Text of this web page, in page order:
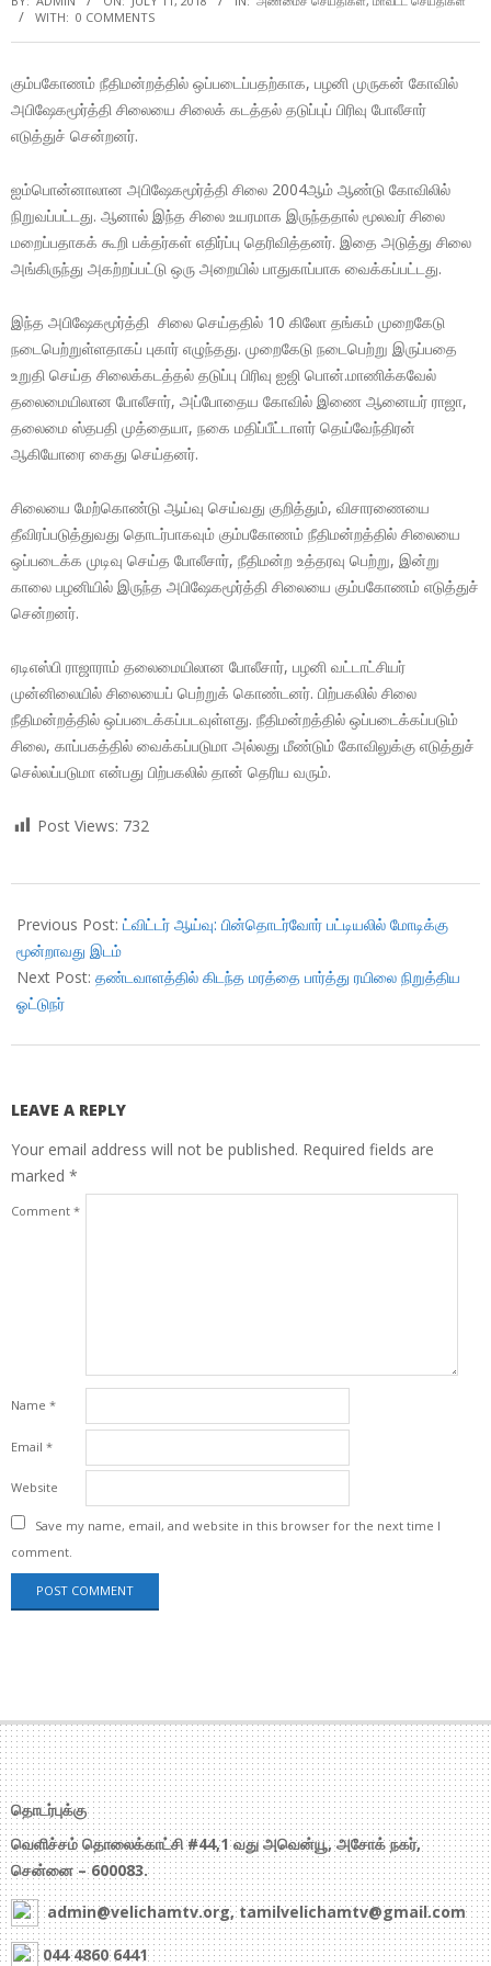
WITH: 0 COMMENTS
கும்பகோணம் நீதிமன்றத்தில் ஒப்படைப்பதற்காக, பழனி முருகன் கோவில்
அபிஷேகமூர்த்தி சிலையை சிலைக் கடத்தல் தடுப்புப் பிரிவு போலீசார்
எடுத்துச் சென்றனர்.
ஐம்பொன்னாலான அபிஷேகமூர்த்தி சிலை 2004ஆம் ஆண்டு கோவிலில்
நிறுவப்பட்டது. ஆனால் இந்த சிலை உயரமாக இருந்ததால் மூலவர் சிலை
மறைப்பதாகக் கூறி பக்தர்கள் எதிர்ப்பு தெரிவித்தனர். இதை அடுத்து சிலை
அங்கிருந்து அகற்றப்பட்டு ஒரு அறையில் பாதுகாப்பாக வைக்கப்பட்டது.
இந்த அபிஷேகமூர்த்தி சிலை செய்ததில் 10 கிலோ தங்கம் முறைகேடு
நடைபெற்றுள்ளதாகப் புகார் எழுந்தது. முறைகேடு நடைபெற்று இருப்பதை
உறுதி செய்த சிலைக்கடத்தல் தடுப்பு பிரிவு ஐஜி பொன்.மாணிக்கவேல்
தலைமையிலான போலீசார், அப்போதைய கோவில் இணை ஆனையர் ராஜா,
தலைமை ஸ்தபதி முத்தையா, நகை மதிப்பீட்டாளர் தெய்வேந்திரன்
ஆகியோரை கைது செய்தனர்.
சிலையை மேற்கொண்டு ஆய்வு செய்வது குறித்தும், விசாரணையை
தீவிரப்படுத்துவது தொடர்பாகவும் கும்பகோணம் நீதிமன்றத்தில் சிலையை
ஒப்படைக்க முடிவு செய்த போலீசார், நீதிமன்ற உத்தரவு பெற்று, இன்று
காலை பழனியில் இருந்த அபிஷேகமூர்த்தி சிலையை கும்பகோணம் எடுத்துச்
சென்றனர்.
ஏடிஎஸ்பி ராஜாராம் தலைமையிலான போலீசார், பழனி வட்டாட்சியர்
முன்னிலையில் சிலையைப் பெற்றுக் கொண்டனர். பிற்பகலில் சிலை
நீதிமன்றத்தில் ஒப்படைக்கப்படவுள்ளது. நீதிமன்றத்தில் ஒப்படைக்கப்படும்
சிலை, காப்பகத்தில் வைக்கப்படுமா அல்லது மீண்டும் கோவிலுக்கு எடுத்துச்
செல்லப்படுமா என்பது பிற்பகலில் தான் தெரிய வரும்.
Post Views: 732
07-
11
Previous Post: ட்விட்டர் ஆய்வு: பின்தொடர்வோர் பட்டியலில் மோடிக்கு
மூன்றாவது இடம்
Next Post: தண்டவாளத்தில் கிடந்த மரத்தை பார்த்து ரயிலை நிறுத்திய
ஓட்டுநர்
LEAVE A REPLY
Your email address will not be published. Required fields are
marked *
Comment *
Name *
Email *
Website
Save my name, email, and website in this browser for the next time I
comment.
தொடர்புக்கு
வெளிச்சம் தொலைக்காட்சி #44,1 வது அவென்யூ, அசோக் நகர்,
சென்னை – 600083.
admin@velichamtv.org, tamilvelichamtv@gmail.com
044 4860 6441